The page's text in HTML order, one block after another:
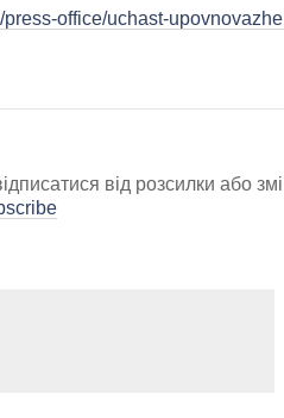
press-office/uchast-
від розсилки або